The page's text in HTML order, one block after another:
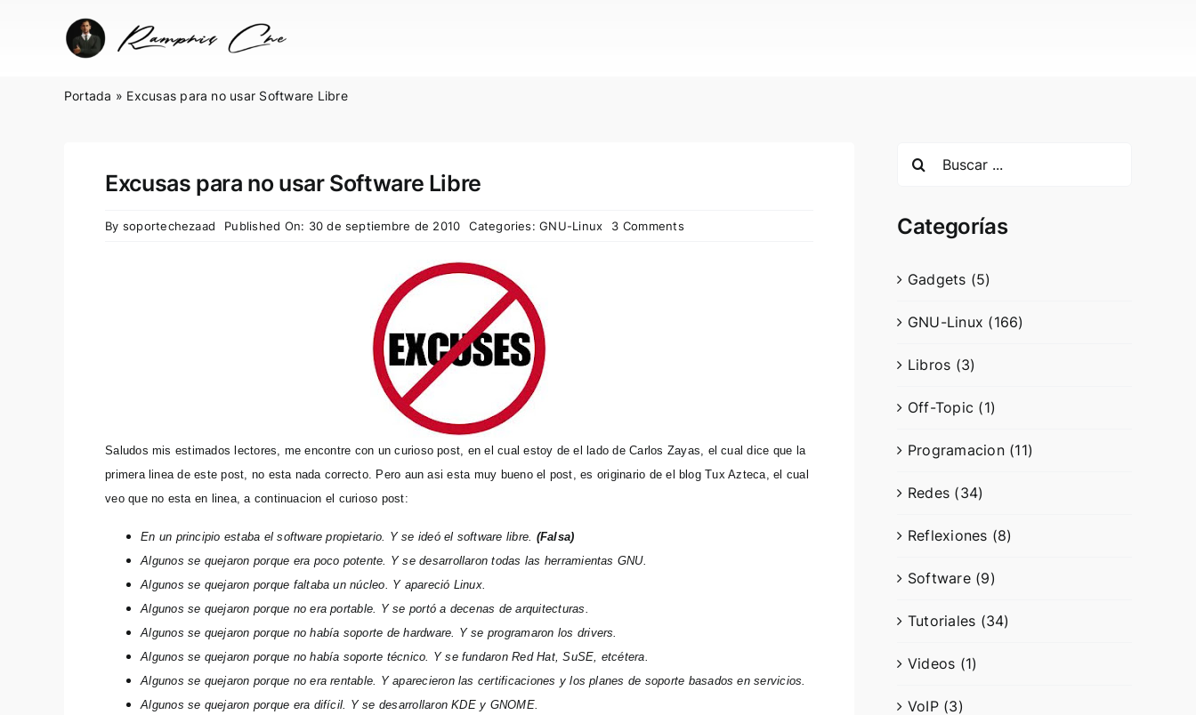
Portada » Excusas para no usar Software Libre
Excusas para no usar Software Libre
By soportechezaad Published On: 30 de septiembre de 2010 Categories:GNU-Linux 3 Comments
Saludos mis estimados lectores, me encontre con un curioso post, en el cual estoy de el lado deCarlos Zayas , el cual dice que la
primera linea de este post, no esta nada correcto. Pero aun asi esta muy bueno el post, es originario de el blogTux Azteca , el cual
veo que no esta en linea, a continuacion el curioso post:
En un principio estaba el software propietario. Y se ideó el software libre. (Falsa)
Algunos se quejaron porque era poco potente. Y se desarrollaron todas las herramientas GNU.
Algunos se quejaron porque faltaba un núcleo. Y apareció Linux.
Algunos se quejaron porque no era portable. Y se portó a decenas de arquitecturas.
Algunos se quejaron porque no había soporte de hardware. Y se programaron los drivers.
Algunos se quejaron porque no había soporte técnico. Y se fundaron Red Hat, SuSE, etcétera.
Algunos se quejaron porque no era rentable. Y aparecieron las certificaciones y los planes de soporte basados en servicios.
Algunos se quejaron porque era difícil. Y se desarrollaron KDE y GNOME.
Categorías
Gadgets (5)
GNU-Linux (166)
Libros (3)
Off-Topic (1)
Programacion (11)
Redes (34)
Reflexiones (8)
Software (9)
Tutoriales (34)
Videos (1)
VoIP (3)